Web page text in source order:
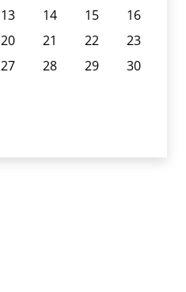
13 14 15
16
20 21 22
23
27 28 29
30